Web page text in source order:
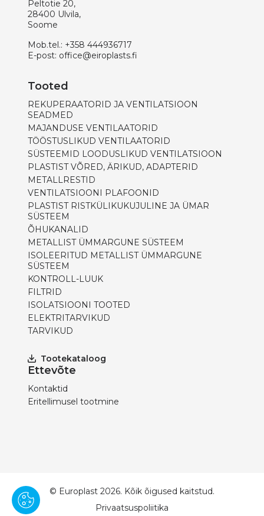
Peltotie 20,
28400 Ulvila,
Soome
Mob.tel.: +358 444936717
E-post: office@eiroplasts.fi
Tooted
REKUPERAATORID JA VENTILATSIOON
SEADMED
MAJANDUSE VENTILAATORID
TÖÖSTUSLIKUD VENTILAATORID
SÜSTEEMID LOODUSLIKUD VENTILATSIOON
PLASTIST VÕRED, ÄRIKUD, ADAPTERID
METALLRESTID
VENTILATSIOONI PLAFOONID
PLASTIST RISTKÜLIKUKUJULINE JA ÜMAR
SÜSTEEM
ÕHUKANALID
METALLIST ÜMMARGUNE SÜSTEEM
ISOLEERITUD METALLIST ÜMMARGUNE
SÜSTEEM
KONTROLL-LUUK
FILTRID
ISOLATSIOONI TOOTED
ELEKTRITARVIKUD
TARVIKUD
Tootekataloog
Ettevõte
Kontaktid
Eritellimusel tootmine
© Europlast 2026. Kõik õigused kaitstud.
Privaatsuspoliitika